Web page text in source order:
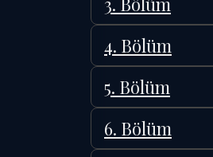
4. Bölüm
5. Bölüm
6. Bölüm